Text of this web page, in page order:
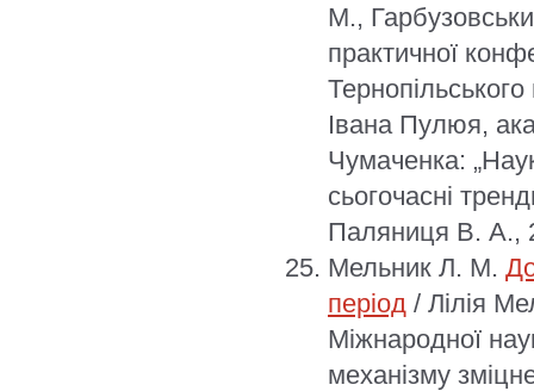
М.,
практичної
Тернопільського
Івана Пулюя,
Чумаченка:
сьогочасні
Паляниця В. А.,
Мельник Л. М.
період / Лілія
Міжнародної
механізму